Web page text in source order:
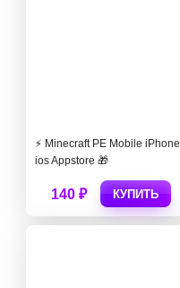
⚡️ Minecraft PE Mobile iPhone
ios Appstore 🎁
140 ₽ КУПИТЬ